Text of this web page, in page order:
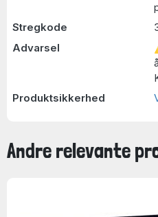
Stregkode
Advarsel
Produktsikkerhed
Andre relevante